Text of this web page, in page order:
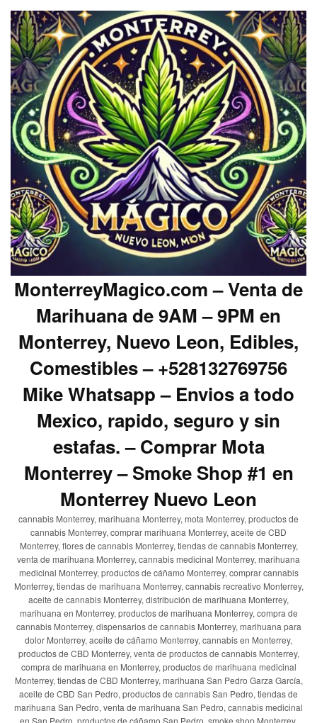
MonterreyMagico.com – Venta de
Marihuana de 9AM – 9PM en
Monterrey, Nuevo Leon, Edibles,
Comestibles – +528132769756
Mike Whatsapp – Envios a todo
Mexico, rapido, seguro y sin
estafas. – Comprar Mota
Monterrey – Smoke Shop #1 en
Monterrey Nuevo Leon
cannabis Monterrey, marihuana Monterrey, mota Monterrey, productos de
cannabis Monterrey, comprar marihuana Monterrey, aceite de CBD
Monterrey, flores de cannabis Monterrey, tiendas de cannabis Monterrey,
venta de marihuana Monterrey, cannabis medicinal Monterrey, marihuana
medicinal Monterrey, productos de cáñamo Monterrey, comprar cannabis
Monterrey, tiendas de marihuana Monterrey, cannabis recreativo Monterrey,
aceite de cannabis Monterrey, distribución de marihuana Monterrey,
marihuana en Monterrey, productos de marihuana Monterrey, compra de
cannabis Monterrey, dispensarios de cannabis Monterrey, marihuana para
dolor Monterrey, aceite de cáñamo Monterrey, cannabis en Monterrey,
productos de CBD Monterrey, venta de productos de cannabis Monterrey,
compra de marihuana en Monterrey, productos de marihuana medicinal
Monterrey, tiendas de CBD Monterrey, marihuana San Pedro Garza García,
aceite de CBD San Pedro, productos de cannabis San Pedro, tiendas de
marihuana San Pedro, venta de marihuana San Pedro, cannabis medicinal
en San Pedro, productos de cáñamo San Pedro, smoke shop Monterrey,